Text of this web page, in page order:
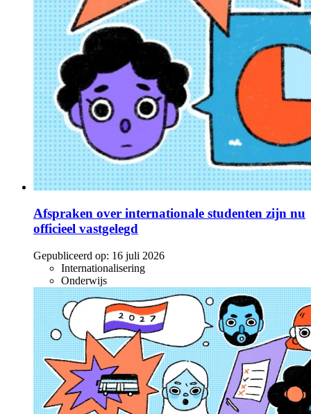
Afspraken over internationale studenten zijn nu
officieel vastgelegd
Gepubliceerd op: 16 juli 2026
Internationalisering
Onderwijs